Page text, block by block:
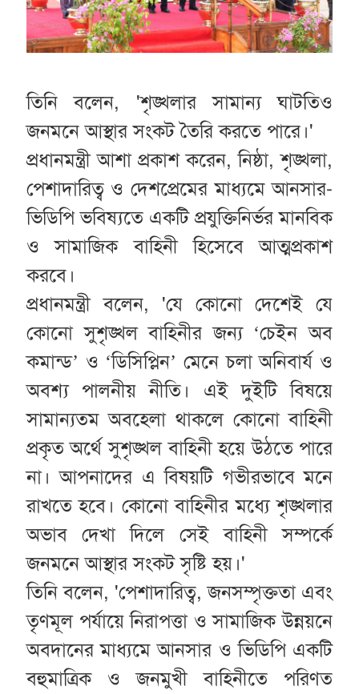
তিনি বলেন, 'শৃঙ্খলার সামান্য ঘাটতিও
জনমনে আস্থার সংকট তৈরি করতে পারে।'
প্রধানমন্ত্রী আশা প্রকাশ করেন, নিষ্ঠা, শৃঙ্খলা,
পেশাদারিত্ব ও দেশপ্রেমের মাধ্যমে আনসার-
ভিডিপি ভবিষ্যতে একটি প্রযুক্তিনির্ভর মানবিক
ও সামাজিক বাহিনী হিসেবে আত্মপ্রকাশ
করবে।
প্রধানমন্ত্রী বলেন, 'যে কোনো দেশেই যে
কোনো সুশৃঙ্খল বাহিনীর জন্য ‘চেইন অব
কমান্ড’ ও ‘ডিসিপ্লিন’ মেনে চলা অনিবার্য ও
অবশ্য পালনীয় নীতি। এই দুইটি বিষয়ে
সামান্যতম অবহেলা থাকলে কোনো বাহিনী
প্রকৃত অর্থে সুশৃঙ্খল বাহিনী হয়ে উঠতে পারে
না। আপনাদের এ বিষয়টি গভীরভাবে মনে
রাখতে হবে। কোনো বাহিনীর মধ্যে শৃঙ্খলার
অভাব দেখা দিলে সেই বাহিনী সম্পর্কে
জনমনে আস্থার সংকট সৃষ্টি হয়।'
তিনি বলেন, 'পেশাদারিত্ব, জনসম্পৃক্ততা এবং
তৃণমূল পর্যায়ে নিরাপত্তা ও সামাজিক উন্নয়নে
অবদানের মাধ্যমে আনসার ও ভিডিপি একটি
বহুমাত্রিক ও জনমুখী বাহিনীতে পরিণত